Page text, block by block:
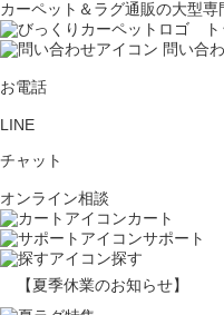
カーペット＆ラグ通販の大型専
問い合
お電話
LINE
チャット
オンライン相談
カート
サポート
探す
【夏季休業のお知らせ】